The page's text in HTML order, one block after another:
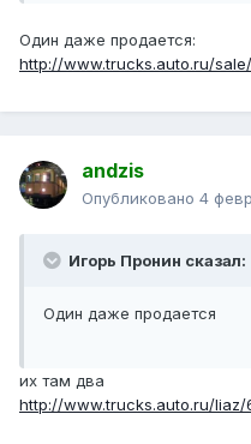
Один даже продается:
http://www.trucks.auto.ru/
andzis
Опубликовано 4
Игорь Пронин сказал:
Один даже продается
их там два
http://www.trucks.auto.ru/liaz/